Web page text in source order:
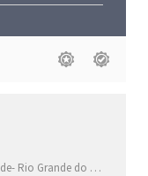
Rio Grande do Sul(RS)